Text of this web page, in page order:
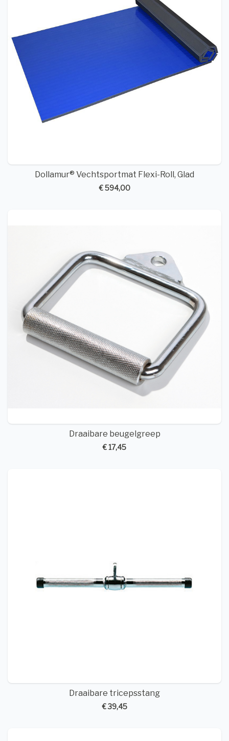
Dollamur® Vechtsportmat Flexi-Roll, Glad
€ 594,00
Draaibare beugelgreep
€ 17,45
Draaibare tricepsstang
€ 39,45